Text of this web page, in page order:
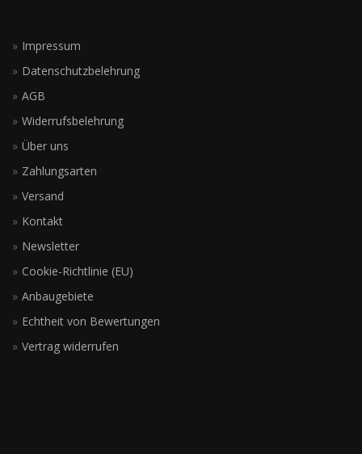
Impressum
Datenschutzbelehrung
AGB
Widerrufsbelehrung
Über uns
Zahlungsarten
Versand
Kontakt
Newsletter
Cookie-Richtlinie (EU)
Anbaugebiete
Echtheit von Bewertungen
Vertrag widerrufen